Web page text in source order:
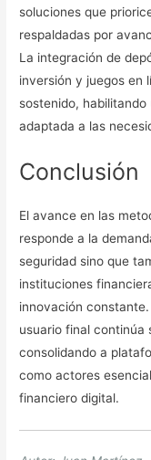
soluciones que
respaldadas por
La integración de
inversión y juegos en
sostenido,
adaptada a las
Conclusión
El avance en las
responde a la
seguridad sino que
instituciones
innovación
usuario final continúa
consolidando a
como actores
financiero digital.